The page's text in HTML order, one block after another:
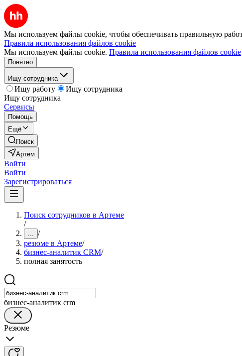
Мы используем файлы cookie, чтобы обеспечивать правильную
Правила использования файлов cookie
Мы используем файлы cookie. Правила использования файлов cookie
Понятно
Ищу сотрудника
Ищу работу
Ищу сотрудника
Ищу сотрудника
Сервисы
Помощь
Ещё
Поиск
Артем
Войти
Войти
Зарегистрироваться
Поиск сотрудников в Артеме
/
... /
резюме в Артеме/
бизнес-аналитик CRM/
полная занятость
бизнес-аналитик crm
Резюме